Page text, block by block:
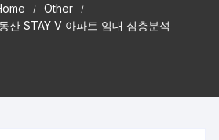
Other
산 STAY V 아파트 임대 심층분석